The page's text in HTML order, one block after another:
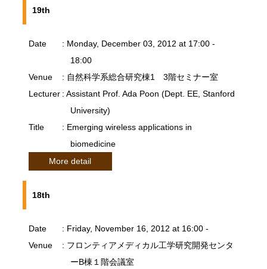
19th
Date
: Monday, December 03, 2012 at 17:00 -
18:00
Venue
: 自然科学系総合研究棟1 3階セミナー室
Lecturer : Assistant Prof. Ada Poon (Dept. EE, Stanford
University)
Title
: Emerging wireless applications in
biomedicine
More detail
18th
Date
: Friday, November 16, 2012 at 16:00 -
Venue
: フロンティアメディカル工学研究開発センタ
ーB棟１階会議室